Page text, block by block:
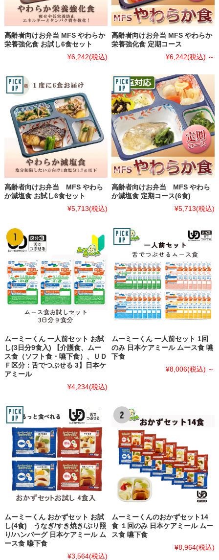
高齢者向けお弁当 MFS やわらか
栄養強化食 お試し6食セット
¥6,242(税込)
高齢者向けお弁当 MFS やわらか
栄養強化食 定期コース
¥6,242(税込) ～
高齢者向けお弁当 MFS やわら
か減塩食 お試し6食セット
¥5,713(税込)
高齢者向けお弁当 MFS やわら
か減塩食 定期コース(6食)
¥5,713(税込)
ムーミーくん 一人前セット お試
し(3日分9食入) 【介護食、ムー
ス食（ソフト食・嚥下食）、ＵＤ
Ｆ区分：舌でつぶせる 3】日本ケ
アミール
¥4,234(税込)
ムーミーくん 一人前セット 1回
のみ 日本ケアミール ムース食 嚥
下食
¥8,006(税込) ～
ムーミーくん おかずセット お試
し(4食) うなぎ/すき焼き/ぶり照
り/ハンバーグ 日本ケアミール ム
ース食 嚥下食
¥3,564(税込)
ムーミーくんのおかずセット14
食 １回のみ 日本ケアミール ムー
ス食 嚥下食
¥8,964(税込)